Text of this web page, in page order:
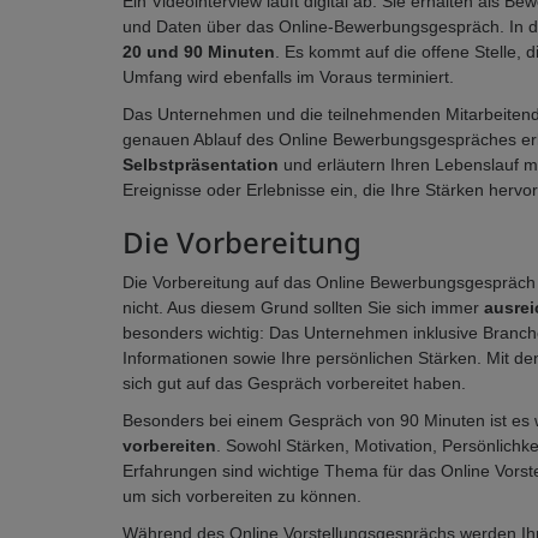
und Daten über das Online-Bewerbungsgespräch.
20 und 90 Minuten . Es kommt auf die offene Stelle,
Umfang wird ebenfalls im Voraus terminiert.
Das Unternehmen und die teilnehmenden
genauen Ablauf des Online Bewerbungsgespräches
Selbstpräsentation und erläutern Ihren Lebenslauf
Ereignisse oder Erlebnisse ein, die Ihre Stärken
Die Vorbereitung
Die Vorbereitung auf das Online
nicht. Aus diesem Grund sollten Sie sich immer
besonders wichtig: Das Unternehmen inklusive
Informationen sowie Ihre persönlichen Stärken. Mit
sich gut auf das Gespräch vorbereitet haben.
Besonders bei einem Gespräch von 90 Minuten ist
vorbereiten . Sowohl Stärken, Motivation,
Erfahrungen sind wichtige Thema für das Online
um sich vorbereiten zu können.
Während des Online Vorstellungsgesprächs werden